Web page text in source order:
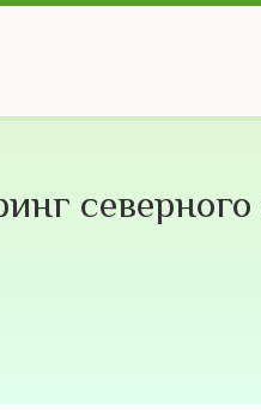
северного